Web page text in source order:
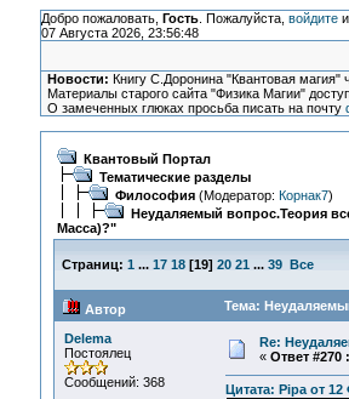
Добро пожаловать, Гость. Пожалуйста, войдите
07 Августа 2026, 23:56:48
Новости: Книгу С.Доронина "Квантовая магия"
Материалы старого сайта "Физика Магии"
О замеченных глюках просьба писать на почту
Квантовый Портал
Тематические разделы
Философия(Модератор: Корнак7)
Неудаляемый вопрос.Теория
Масса)?"
Страниц: 1 ... 17 18[19] 20 21 ... 39 Все
Автор Тема:
Delema
Постоялец
Сообщений: 368
Re:
« Ответ #270 :
Цитата: Pipa от